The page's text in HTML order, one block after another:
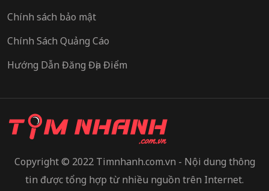
Chính sách bảo mật
Chính Sách Quảng Cáo
Hướng Dẫn Đăng Địa Điểm
Copyright © 2022 Timnhanh.com.vn - Nội dung thông
tin được tổng hợp từ nhiều nguồn trên Internet.